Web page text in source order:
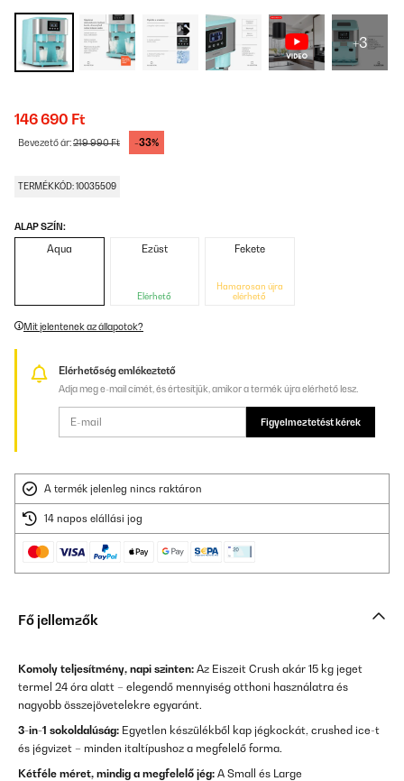
+3
146 690 Ft
Bevezető ár:219 990 Ft -33%
TERMÉKKÓD: 10035509
ALAP SZÍN:
Aqua Ezüst
Elérhető
Fekete
Hamarosan újra
elérhető
Mit jelentenek az állapotok?
Elérhetőség emlékeztető
Adja meg e-mail címét, és értesítjük, amikor a termék újra elérhető lesz.
Figyelmeztetést kérek
A termék jelenleg nincs raktáron
14 napos elállási jog
Fő jellemzők
Komoly teljesítmény, napi szinten: Az Eiszeit Crush akár 15 kg jeget
termel 24 óra alatt – elegendő mennyiség otthoni használatra és
nagyobb összejövetelekre egyaránt.
3-in-1 sokoldalúság: Egyetlen készülékből kap jégkockát, crushed ice-t
és jégvizet – minden italtípushoz a megfelelő forma.
Kétféle méret, mindig a megfelelő jég: A Small és Large